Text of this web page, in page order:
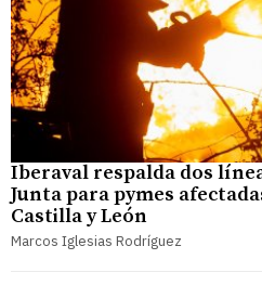
Iberaval respalda dos
Junta para pymes
Castilla y León
Marcos Iglesias Rodríguez